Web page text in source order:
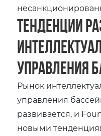
Тенденции
управления
Рынок
управления
развивается, и
новыми